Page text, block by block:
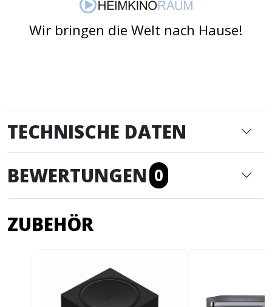
Wir bringen die Welt nach Hause!
TECHNISCHE DATEN
BEWERTUNGEN 0
ZUBEHÖR